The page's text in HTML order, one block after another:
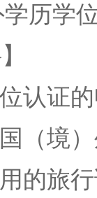
历学
认证
（境
的旅